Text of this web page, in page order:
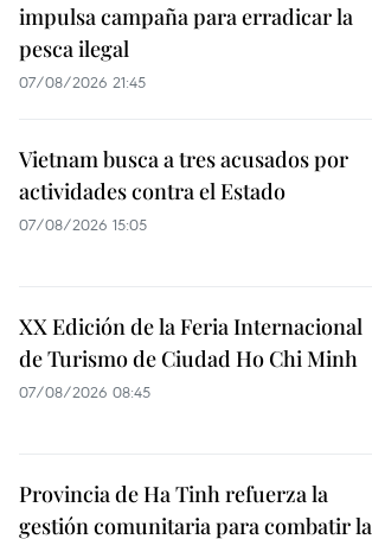
impulsa campaña para erradicar la
pesca ilegal
07/08/2026 21:45
Vietnam busca a tres acusados por
actividades contra el Estado
07/08/2026 15:05
XX Edición de la Feria Internacional
de Turismo de Ciudad Ho Chi Minh
07/08/2026 08:45
Provincia de Ha Tinh refuerza la
gestión comunitaria para combatir la